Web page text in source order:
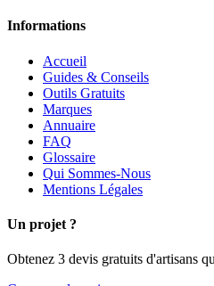
Informations
Accueil
Guides & Conseils
Outils Gratuits
Marques
Annuaire
FAQ
Glossaire
Qui Sommes-Nous
Mentions Légales
Un projet ?
Obtenez 3 devis gratuits d'artisans